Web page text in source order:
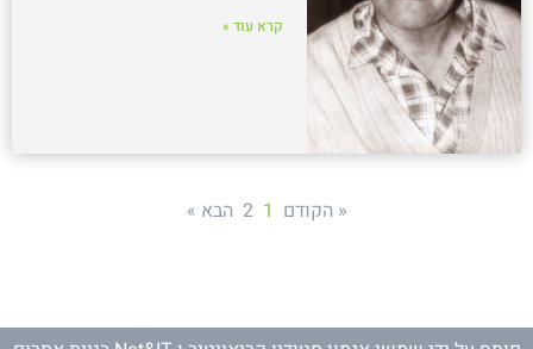
קרא עוד »
« הקודם 1
2 הבא »